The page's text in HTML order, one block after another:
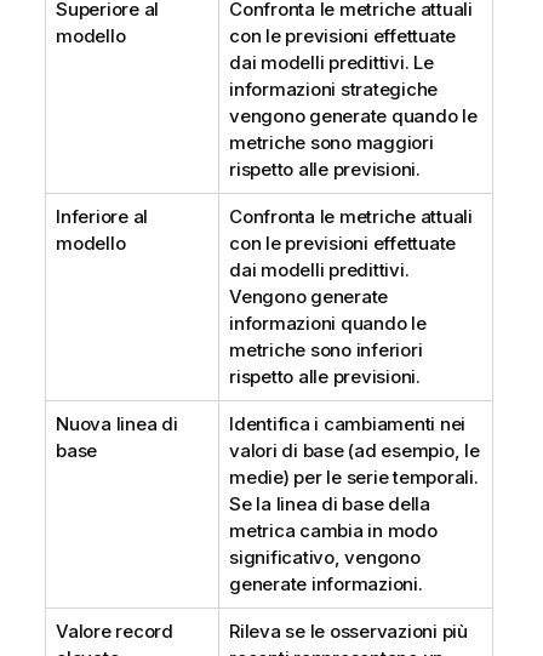
Superiore al
modello
Confronta le metriche attuali
con le previsioni effettuate
dai modelli predittivi. Le
informazioni strategiche
vengono generate quando le
metriche sono maggiori
rispetto alle previsioni.
Inferiore al
modello
Confronta le metriche attuali
con le previsioni effettuate
dai modelli predittivi.
Vengono generate
informazioni quando le
metriche sono inferiori
rispetto alle previsioni.
Nuova linea di
base
Identifica i cambiamenti nei
valori di base (ad esempio, le
medie) per le serie temporali.
Se la linea di base della
metrica cambia in modo
significativo, vengono
generate informazioni.
Valore record
Rileva se le osservazioni più